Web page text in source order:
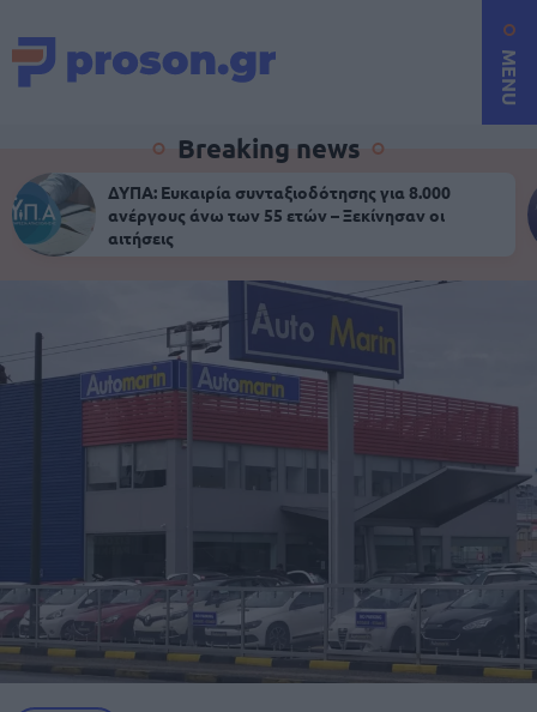
MENU
Breaking news
ΔΥΠΑ: Ευκαιρία συνταξιοδότησης για 8.000
ανέργους άνω των 55 ετών – Ξεκίνησαν οι
αιτήσεις